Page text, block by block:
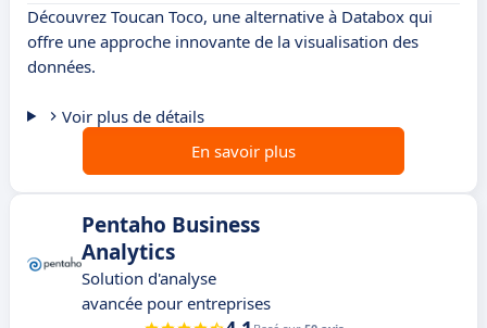
Découvrez Toucan Toco, une alternative à Databox qui
offre une approche innovante de la visualisation des
données.
Voir plus de détails
En savoir plus
Pentaho Business
Analytics
Solution d'analyse
avancée pour entreprises